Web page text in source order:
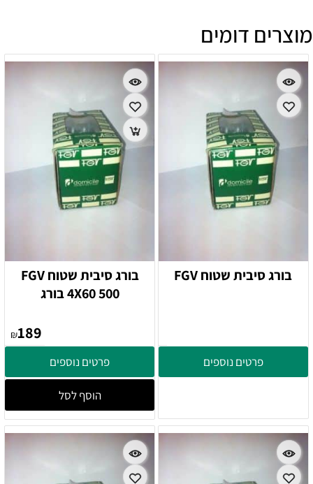
מוצרים דומים
בורג סיבית שטוח FGV
פרטים נוספים
בורג סיבית שטוח FGV
4X60 500 בורג
₪189
פרטים נוספים
הוסף לסל